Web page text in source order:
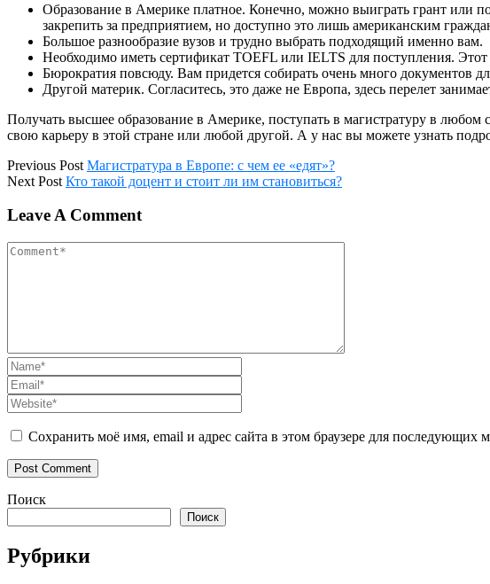
Образование в Америке платное. Конечно, можно выиграть грант или
закрепить за предприятием, но доступно это лишь американским
Большое разнообразие вузов и трудно выбрать подходящий именно вам.
Необходимо иметь сертификат TOEFL или IELTS для поступления.
Бюрократия повсюду. Вам придется собирать очень много документов
Другой материк. Согласитесь, это даже не Европа, здесь перелет
Получать высшее образование в Америке, поступать в магистратуру в
свою карьеру в этой стране или любой другой. А у нас вы можете узнать
Previous Post Магистратура в Европе: с чем ее «едят»?
Next Post Кто такой доцент и стоит ли им становиться?
Leave A Comment
Сохранить моё имя, email и адрес сайта в этом браузере для последующих
Поиск
Поиск
Рубрики